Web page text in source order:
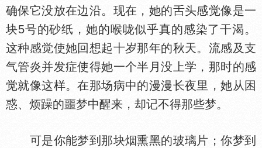
确保它没放在边沿。现在，她的
头感觉像是一
块5号的砂纸，她的喉咙似乎真的感染了干渴。
这种感觉使她回想起十岁那年的秋天。流感及支
气管炎并发症使得她一个半月没上学，那时的感
觉就像这样。在那场病中的漫漫长夜里，她从困
惑、烦躁的噩梦中醒来，却记不得那些梦。
可是你能梦到那块烟熏黑的玻璃片；你梦到